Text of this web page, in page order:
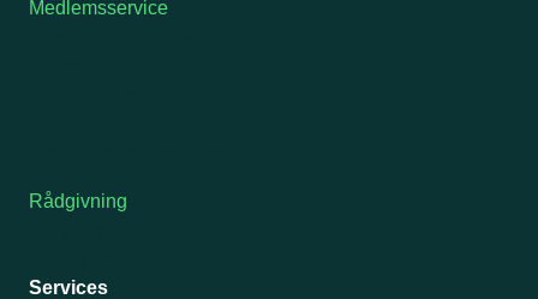
Medlemsservice
Rådgivning
Services